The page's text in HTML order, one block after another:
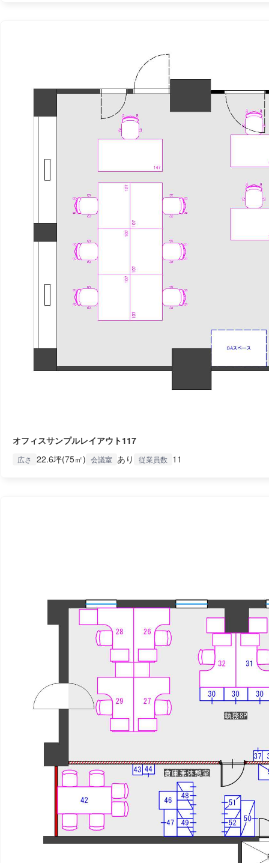
オフィスサンプルレイアウト117
広さ 22.6坪(75㎡) 会議室 あり 従業員数 11